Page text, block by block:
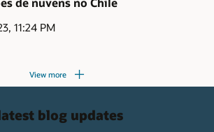
11:24 PM
View more
blog updates